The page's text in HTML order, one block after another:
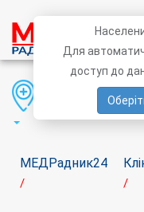
МЕДРадник24
/ /
Область
Для
доступ до